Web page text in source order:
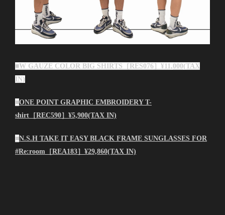
■W GAUZE COLOR BIG SHIRTS［RES076］¥11,000(TAX
IN)
■ONE POINT GRAPHIC EMBROIDERY T-
shirt［REC590］¥5,900(TAX IN)
■N.S.H TAKE IT EASY BLACK FRAME SUNGLASSES FOR
#Re:room［REA183］¥29,860(TAX IN)